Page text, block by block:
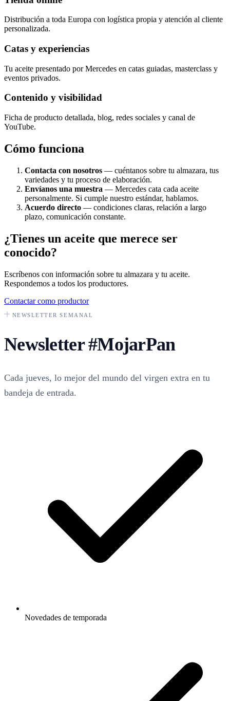
Distribución a toda Europa con logística propia y atención al cliente
personalizada.
Catas y experiencias
Tu aceite presentado por Mercedes en catas guiadas, masterclass y
eventos privados.
Contenido y visibilidad
Ficha de producto detallada, blog, redes sociales y canal de
YouTube.
Cómo funciona
Contacta con nosotros — cuéntanos sobre tu almazara, tus
variedades y tu proceso de elaboración.
Envíanos una muestra — Mercedes cata cada aceite
personalmente. Si cumple nuestro estándar, hablamos.
Acuerdo directo — condiciones claras, relación a largo
plazo, comunicación constante.
¿Tienes un aceite que merece ser
conocido?
Escríbenos con información sobre tu almazara y tu aceite.
Respondemos a todos los productores.
Contactar como productor
NEWSLETTER SEMANAL
Newsletter#MojarPan
Cada jueves, lo mejor del mundo del virgen extra en tu
bandeja de entrada.
Novedades de temporada